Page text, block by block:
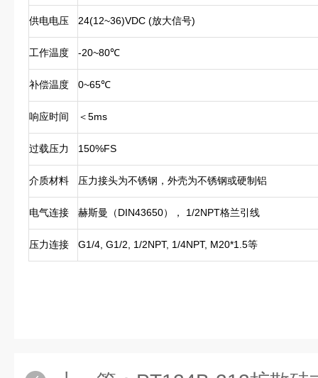
供电电压 24(12~36)VDC (放大信号)
工作温度 -20~80℃
补偿温度 0~65℃
响应时间 ＜5ms
过载压力 150%FS
介质材料 压力接头为不锈钢，外壳为不锈钢或硬制铝
电气连接 赫斯曼（DIN43650）， 1/2NPT格兰引线
压力连接 G1/4, G1/2, 1/2NPT, 1/4NPT, M20*1.5等